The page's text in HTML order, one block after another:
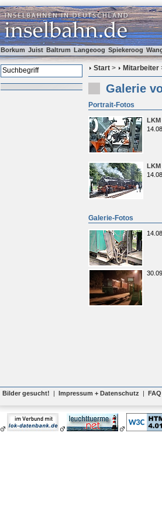
Borkum Juist Baltrum Langeoog Spiekeroog
Start > Mitarbeiter
Galerie
Portrait-Fotos
LKM
LKM
Galerie-Fotos
Bilder gesucht! | Impressum + Datenschutz | FAQ